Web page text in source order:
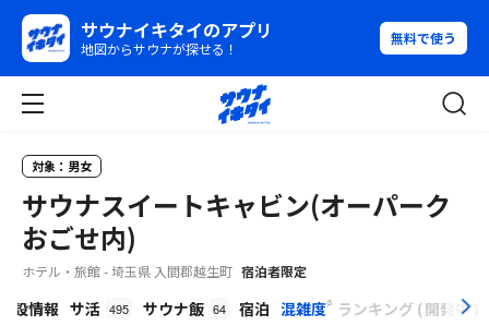
サウナイキタイのアプリ
地図からサウナが探せる！
無料で使う
対象：男女
サウナスイートキャビン(オーパーク
おごせ内)
ホテル・旅館 - 埼玉県 入間郡越生町 宿泊者限定
設情報 サ活 495 サウナ飯 64 宿泊 混雑度β ランキング (開発中